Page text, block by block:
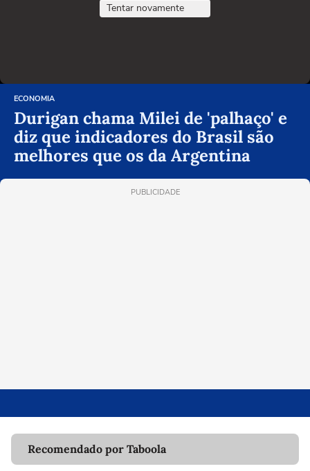
Tentar novamente
ECONOMIA
Durigan chama Milei de 'palhaço' e
diz que indicadores do Brasil são
melhores que os da Argentina
PUBLICIDADE
Recomendado por Taboola